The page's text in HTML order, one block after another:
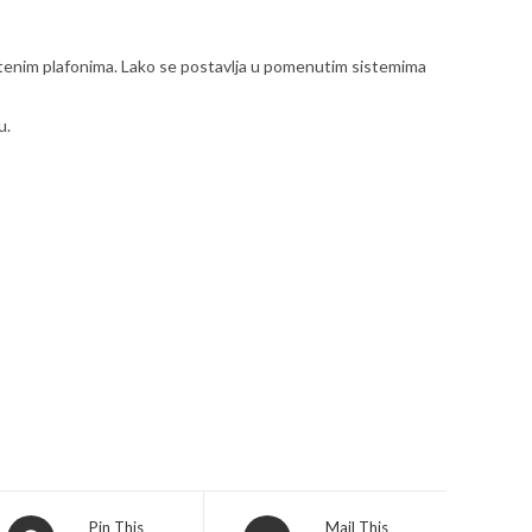
plafonima. Lako se postavlja u pomenutim sistemima
Opens
Pin This
Opens
Mail This